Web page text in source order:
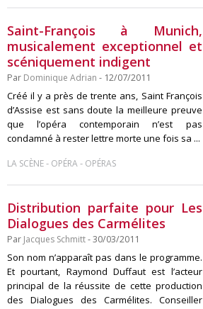
Saint-François à Munich,
musicalement exceptionnel et
scéniquement indigent
Par Dominique Adrian - 12/07/2011
Créé il y a près de trente ans, Saint François
d’Assise est sans doute la meilleure preuve
que l’opéra contemporain n’est pas
condamné à rester lettre morte une fois sa ...
LA SCÈNE- OPÉRA- OPÉRAS
Distribution parfaite pour Les
Dialogues des Carmélites
Par Jacques Schmitt- 30/03/2011
Son nom n’apparaît pas dans le programme.
Et pourtant, Raymond Duffaut est l’acteur
principal de la réussite de cette production
des Dialogues des Carmélites. Conseiller